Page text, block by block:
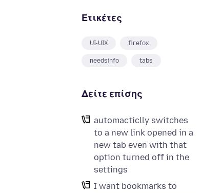
Ετικέτες
UI-UIX firefox
needsinfo tabs
Δείτε επίσης
automacticlly switches
to a new link opened in a
new tab even with that
option turned off in the
settings
I want bookmarks to